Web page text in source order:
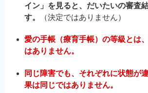
イン」を見ると、だいたいの審査
す。
（決定ではありません）
愛の手帳（療育手帳）の等級とは
はありません。
同じ障害でも、それぞれに状態が
果は同じではありません。